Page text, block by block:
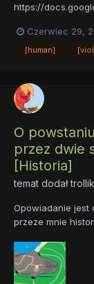
https://
fiki....Czerwiec 29,
[human]
O
przez dwie
[Historia]
temat dodał
Opowiadanie jest
przeze mnie
src="https://
</iframe> Pon...